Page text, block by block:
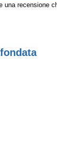
una recensione